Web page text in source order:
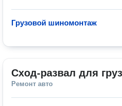
Грузовой шиномонтаж
Сход-развал для
Ремонт авто